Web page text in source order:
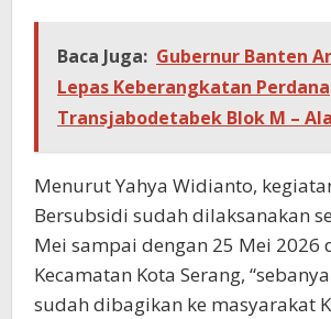
Baca Juga: Gubernur Banten
Lepas Keberangkatan Perdana
Transjabodetabek Blok M –
Menurut Yahya Widianto,
Bersubsidi sudah dilaksanakan
Mei sampai dengan 25 Mei 2026
Kecamatan Kota Serang,
sudah dibagikan ke masyarakat